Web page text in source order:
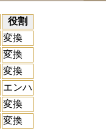
役割
変換
変換
変換
エンハ
変換
変換